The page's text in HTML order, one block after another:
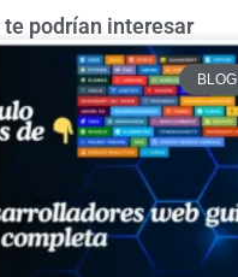
podrían interesar
BLOG